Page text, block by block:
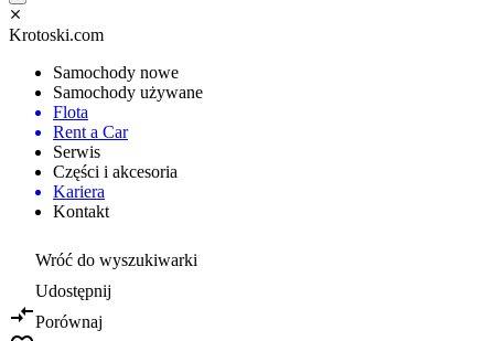
Krotoski.com
Samochody nowe
Samochody używane
Flota
Rent a Car
Serwis
Części i akcesoria
Kariera
Kontakt
Wróć do wyszukiwarki
Udostępnij
Porównaj